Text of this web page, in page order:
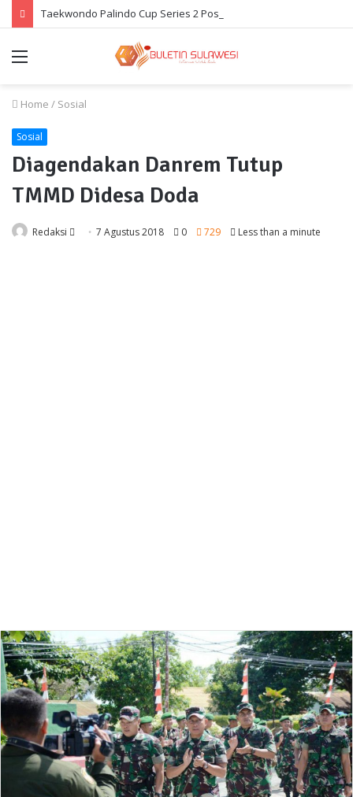
Menu
Home / Sosial
Sosial
Diagendakan Danrem Tutup
TMMD Didesa Doda
Redaksi
Send 7 Agustus 2018 0 729 Less than a minute